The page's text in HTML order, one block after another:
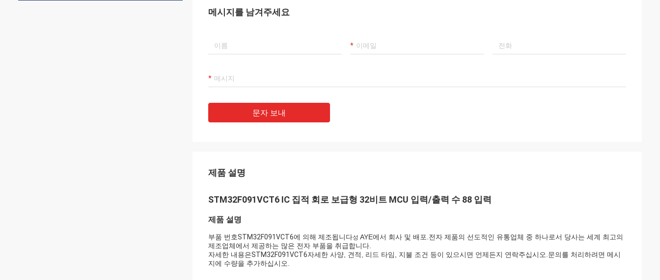
메시지를 남겨주세요
문자 보내
제품 설명
STM32F091VCT6 IC 집적 회로 보급형 32비트 MCU 입력/출력 수 88 입력
제품 설명
부품 번호STM32F091VCT6에 의해 제조됩니다성 AYE에서 회사 및 배포.전자 제품의 선도적인 유통업체 중 하나로서 당사는 세계 최고의
제조업체에서 제공하는 많은 전자 부품을 취급합니다.
자세한 내용은STM32F091VCT6자세한 사양, 견적, 리드 타임, 지불 조건 등이 있으시면 언제든지 연락주십시오.문의를 처리하려면 메시
지에 수량을 추가하십시오.